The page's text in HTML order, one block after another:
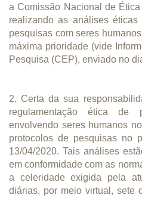
a Comissão Nacional de
realizando as análises
pesquisas com seres
máxima prioridade (vide
Pesquisa (CEP), enviado no
2. Certa da sua
regulamentação ética de
envolvendo seres humanos
protocolos de pesquisas no
13/04/2020. Tais análises
em conformidade com as
a celeridade exigida pela
diárias, por meio virtual, sete